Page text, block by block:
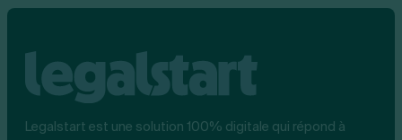
Legalstart est une solution 100% digitale qui répond à